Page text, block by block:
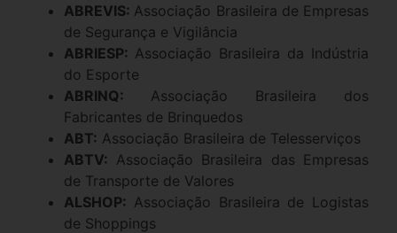
ABREVIS: Associação Brasileira de Empresas
de Segurança e Vigilância
ABRIESP: Associação Brasileira da Indústria
do Esporte
ABRINQ: Associação Brasileira dos
Fabricantes de Brinquedos
ABT: Associação Brasileira de Telesserviços
ABTV: Associação Brasileira das Empresas
de Transporte de Valores
ALSHOP: Associação Brasileira de Logistas
de Shoppings